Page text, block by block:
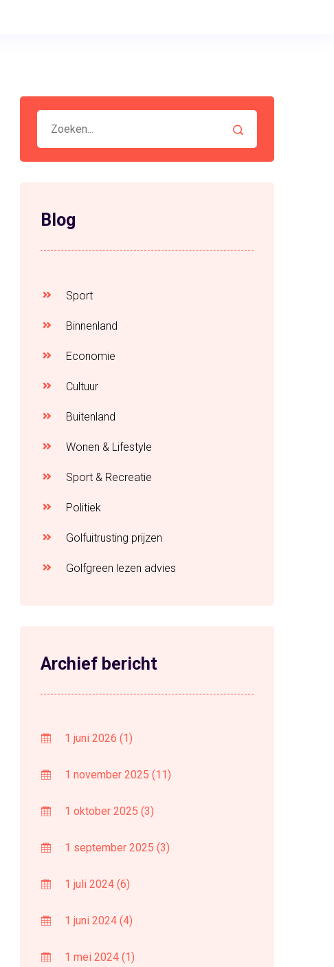
Blog
Sport
Binnenland
Economie
Cultuur
Buitenland
Wonen & Lifestyle
Sport & Recreatie
Politiek
Golfuitrusting prijzen
Golfgreen lezen advies
Archief bericht
1 juni 2026 (1)
1 november 2025 (11)
1 oktober 2025 (3)
1 september 2025 (3)
1 juli 2024 (6)
1 juni 2024 (4)
1 mei 2024 (1)